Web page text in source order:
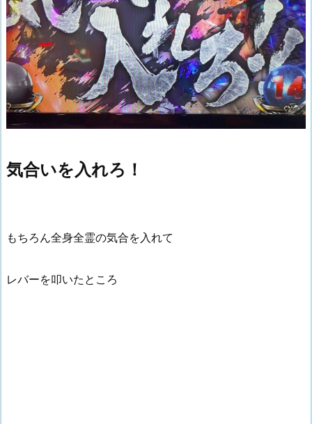
気合いを入れろ！
もちろん全身全霊の気合を入れて
レバーを叩いたところ